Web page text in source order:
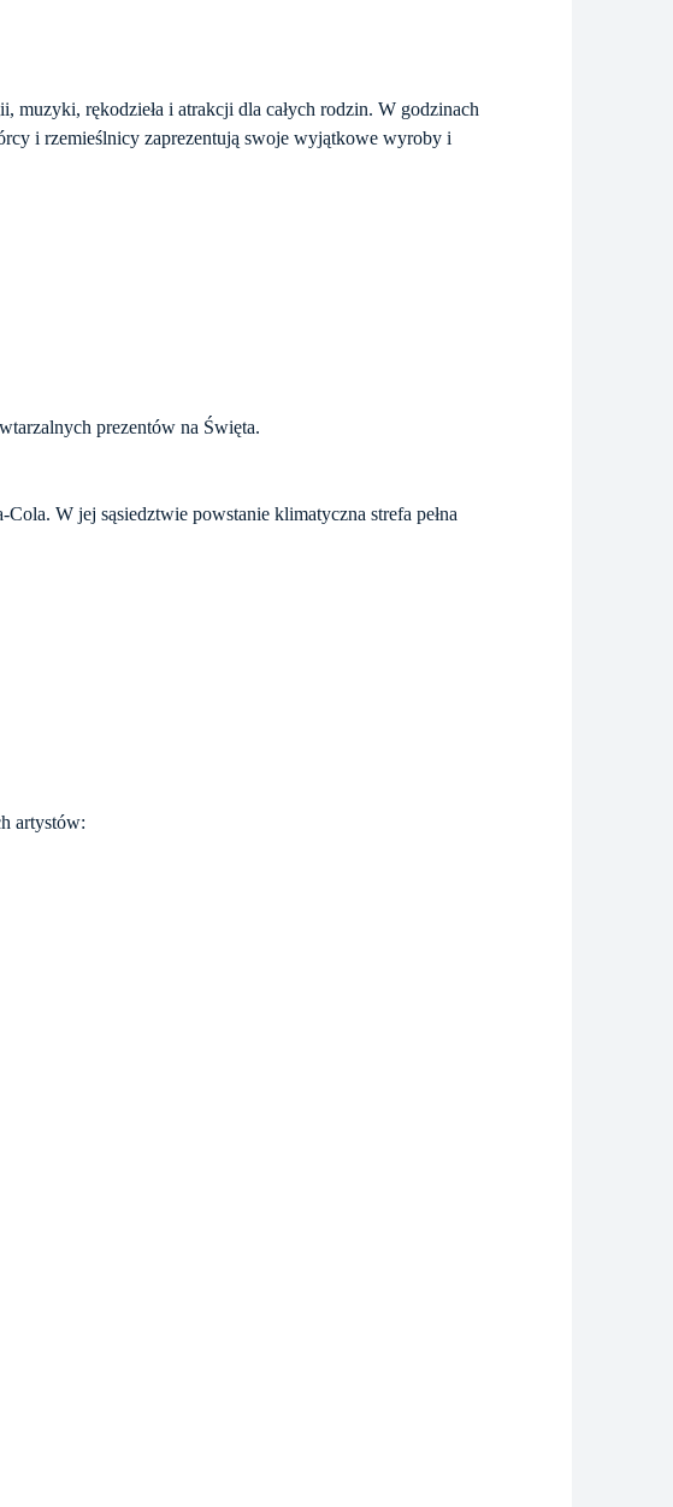
muzyki, rękodzieła i atrakcji dla całych rodzin. W godzinach
i rzemieślnicy zaprezentują swoje wyjątkowe wyroby i
prezentów na Święta.
W jej sąsiedztwie powstanie klimatyczna strefa pełna
artystów: